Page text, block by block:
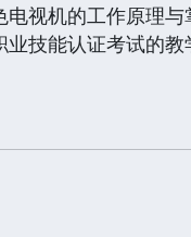
机的工作原理与
技能认证考试的教